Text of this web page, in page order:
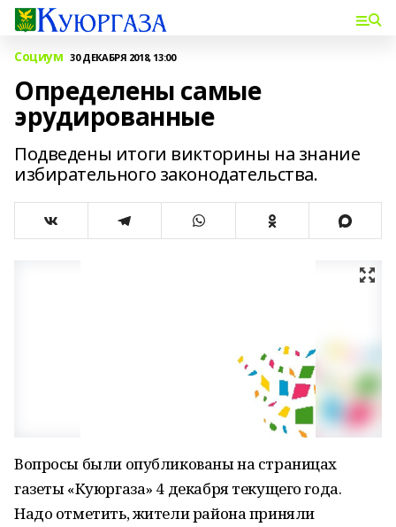
Социум 30 ДЕКАБРЯ 2018, 13:00
Определены самые
эрудированные
Подведены итоги викторины на знание
избирательного законодательства.
Вопросы были опубликованы на страницах
газеты «Куюргаза» 4 декабря текущего года.
Надо отметить, жители района приняли